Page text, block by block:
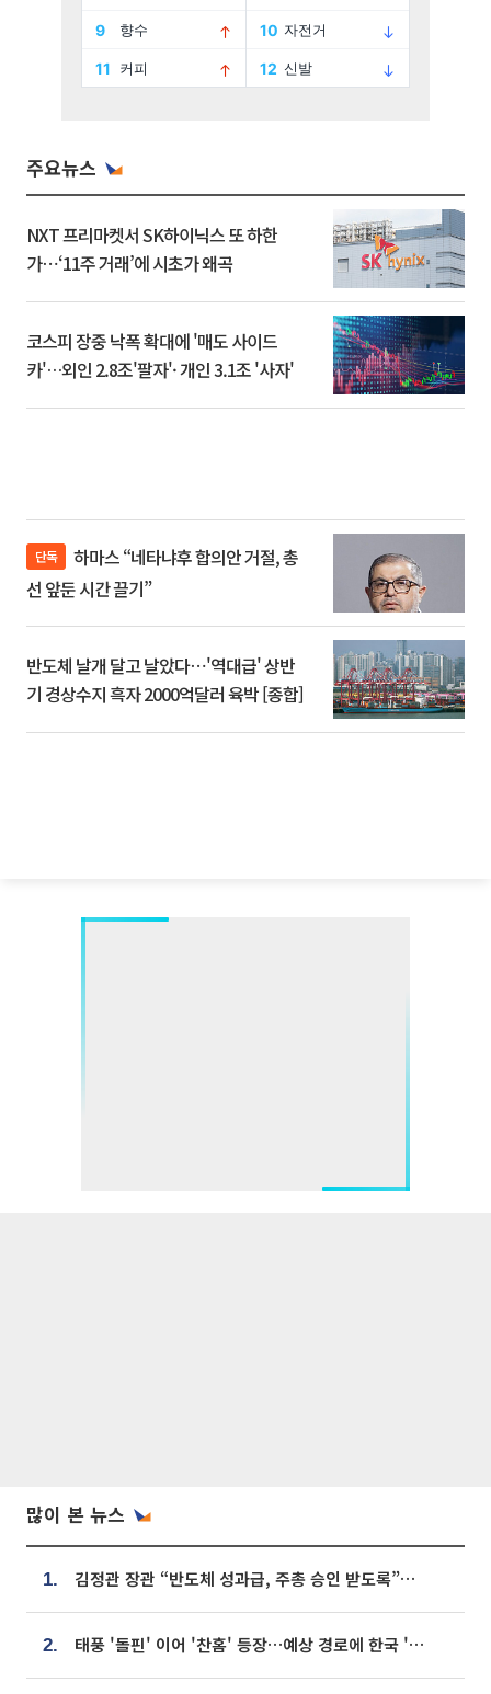
주요뉴스
NXT 프리마켓서 SK하이닉스 또 하한
가⋯‘11주 거래’에 시초가 왜곡
코스피 장중 낙폭 확대에 '매도 사이드
카'…외인 2.8조'팔자'· 개인 3.1조 '사자'
단독
선 앞둔 시간 끌기”
반도체 날개 달고 날았다⋯'역대급' 상반
기 경상수지 흑자 2000억달러 육박 [종합]
많이 본 뉴스
1. 김정관 장관 “반도체 성과급, 주총 승인 받도록”…상법·자본시장법 개정 시사
2. 태풍 '돌핀' 이어 '찬홈' 등장…예상 경로에 한국 '한숨'